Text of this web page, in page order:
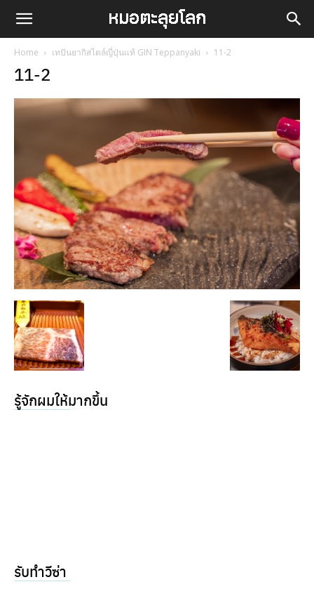
Home เทปันยากิสไตล์ญี่ปุ่นแท้ GIN Teppanyaki 11-2
11-2
รู้จักผมให้มากขึ้น
รับทำวีซ่า